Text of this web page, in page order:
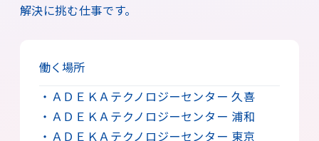
解決に挑む仕事です。
働く場所
・ＡＤＥＫＡテクノロジーセンター 久喜
・ＡＤＥＫＡテクノロジーセンター 浦和
・ＡＤＥＫＡテクノロジーセンター 東京